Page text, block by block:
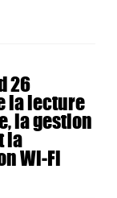
26
la lecture
la gestion
la
Wi‑Fi